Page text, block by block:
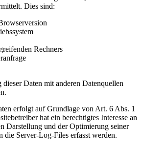
Dies sind:
Rechners
Daten mit anderen Datenquellen
erfolgt auf Grundlage von Art. 6 Abs. 1
hat ein berechtigtes Interesse an
Darstellung und der Optimierung seiner
die Server-Log-Files erfasst werden.